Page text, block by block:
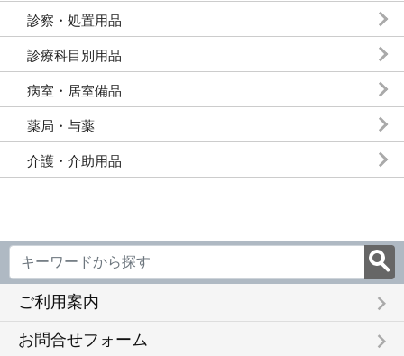
診察・処置用品
診療科目別用品
病室・居室備品
薬局・与薬
介護・介助用品
ご利用案内 keyboard_arrow_right
お問合せフォーム keyboard_arrow_right